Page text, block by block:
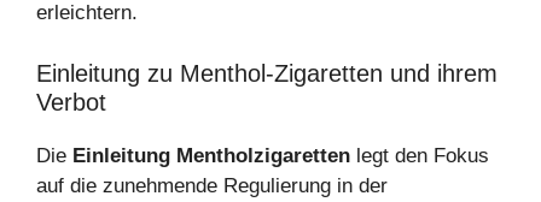
erleichtern.
Einleitung zu Menthol-Zigaretten und ihrem
Verbot
Die Einleitung Mentholzigaretten legt den Fokus
auf die zunehmende Regulierung in der